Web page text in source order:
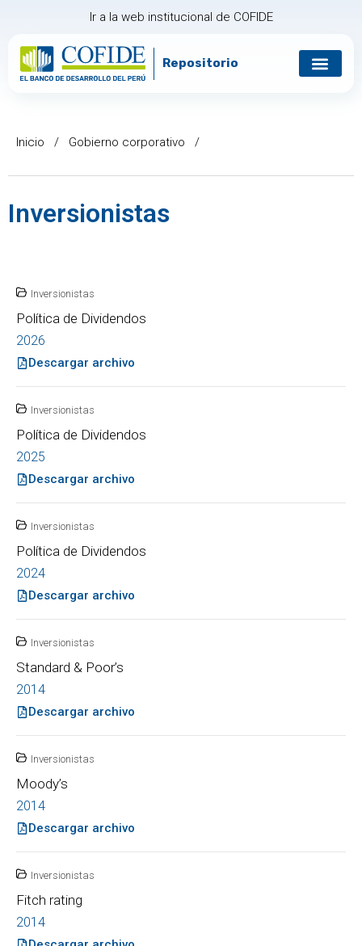
Ir a la web institucional de COFIDE
Repositorio
Inicio / Gobierno corporativo /
Inversionistas
Inversionistas
Política de Dividendos
2026
Descargar archivo
Inversionistas
Política de Dividendos
2025
Descargar archivo
Inversionistas
Política de Dividendos
2024
Descargar archivo
Inversionistas
Standard & Poor’s
2014
Descargar archivo
Inversionistas
Moody’s
2014
Descargar archivo
Inversionistas
Fitch rating
2014